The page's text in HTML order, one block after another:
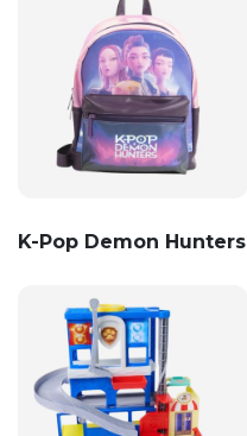
K-Pop Demon Hunters